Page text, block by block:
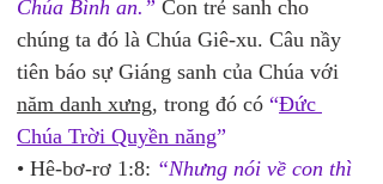
Chúa Bình an.” Con trẻ sanh cho
chúng ta đó là Chúa Giê-xu. Câu nầy
tiên báo sự Giáng sanh của Chúa với
năm danh xưng, trong đó có “Đức
Chúa Trời Quyền năng”
• Hê-bơ-rơ 1:8: “Nhưng nói về con thì